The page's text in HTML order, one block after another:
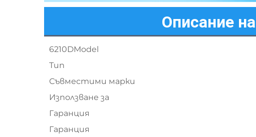
Описание
6210DModel
Тип
Съвместими марки
Използване за
Гаранция
Гаранция